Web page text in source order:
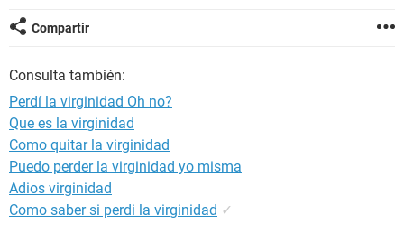
Compartir
Consulta también:
Perdí la virginidad Oh no?
Que es la virginidad
Como quitar la virginidad
Puedo perder la virginidad yo misma
Adios virginidad
Como saber si perdi la virginidad ✓